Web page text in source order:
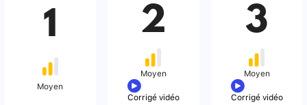
1
Moyen
2
Moyen
Corrigé vidéo
3
Moyen
Corrigé vidéo